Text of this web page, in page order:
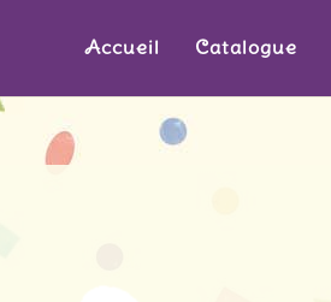
Accueil Catalogue